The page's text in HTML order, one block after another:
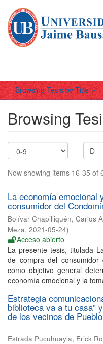
Browsing Tesis by Title
Browsing
Now showing items 16-35 of
La economía emocional
consumidor del
Bolívar Chapilliquén, Carlos
Meza, 2021-05-24)
Acceso abierto
La presente tesis, titulada
de compra del consumidor
como objetivo general
economía emocional y la
Estrategia
biblioteca va a tu casa”
de los vecinos de
Estrada Pucuhuayla, Erick